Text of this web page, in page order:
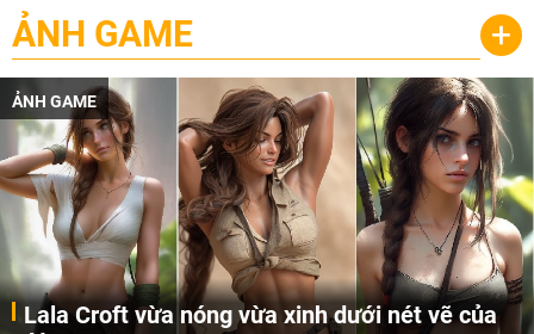
ẢNH GAME +
ẢNH GAME
Lala Croft vừa nóng vừa xinh dưới nét vẽ của